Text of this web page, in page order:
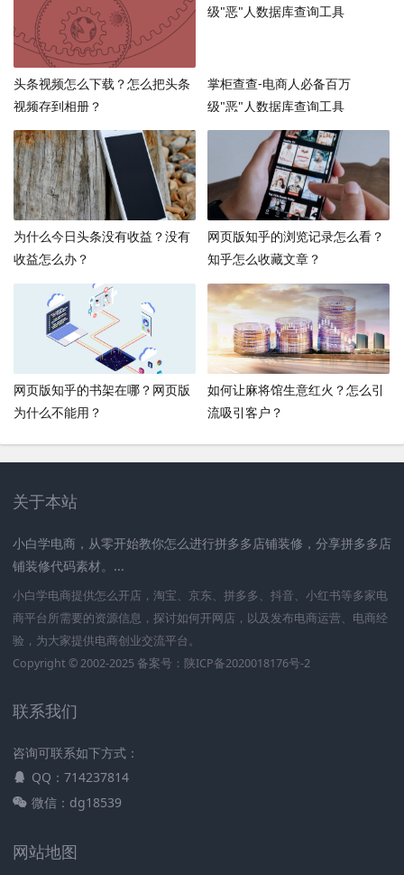
头条视频怎么下载？怎么把头条
视频存到相册？
掌柜查查-电商人必备百万
级"恶"人数据库查询工具
为什么今日头条没有收益？没有
收益怎么办？
网页版知乎的浏览记录怎么看？
知乎怎么收藏文章？
网页版知乎的书架在哪？网页版
为什么不能用？
如何让麻将馆生意红火？怎么引
流吸引客户？
关于本站
小白学电商，从零开始教你怎么进行拼多多店铺装修，分享拼多多店
铺装修代码素材。...
小白学电商提供怎么开店，淘宝、京东、拼多多、抖音、小红书等多家电
商平台所需要的资源信息，探讨如何开网店，以及发布电商运营、电商经
验，为大家提供电商创业交流平台。
Copyright © 2002-2025 备案号： 陕ICP备2020018176号-2
联系我们
咨询可联系如下方式：
QQ：714237814
微信：dg18539
网站地图